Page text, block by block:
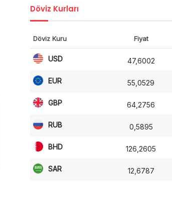
Döviz Kurları
Döviz Kuru Fiyat
USD 47,6002
EUR 55,0529
GBP 64,2756
RUB 0,5895
BHD 126,2605
SAR 12,6787